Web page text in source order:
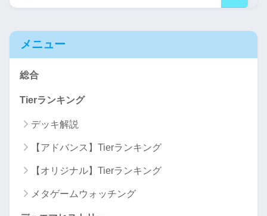
メニュー
総合
Tierランキング
デッキ解説
【アドバンス】Tierランキング
【オリジナル】Tierランキング
メタゲームウォッチング